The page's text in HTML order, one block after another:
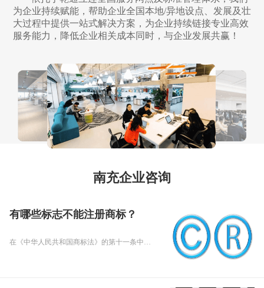
为企业持续赋能，帮助企业全国本地/异地设点、发展及壮
大过程中提供一站式解决方案，为企业持续链接专业高效
服务能力，降低企业相关成本同时，与企业发展共赢！
南充企业咨询
有哪些标志不能注册商标？